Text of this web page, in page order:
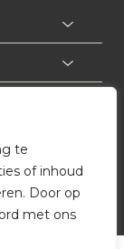
te
of inhoud
Door op
met ons